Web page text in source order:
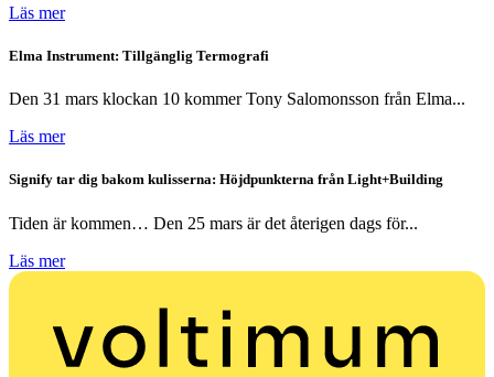
Läs mer
Elma Instrument: Tillgänglig Termografi
Den 31 mars klockan 10 kommer Tony Salomonsson från Elma...
Läs mer
Signify tar dig bakom kulisserna: Höjdpunkterna från Light+Building
Tiden är kommen… Den 25 mars är det återigen dags för...
Läs mer